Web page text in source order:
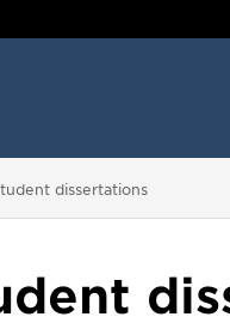
are here:dissertations